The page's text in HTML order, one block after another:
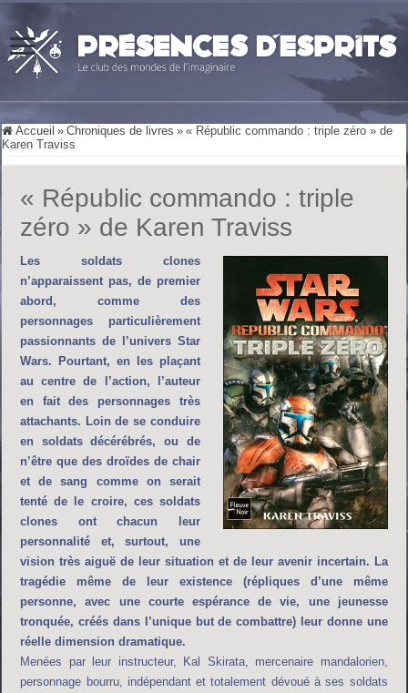
Accueil » Chroniques de livres » « Républic commando : triple zéro » de
Karen Traviss
« Républic commando : triple
zéro » de Karen Traviss
Les soldats clones
n’apparaissent pas, de premier
abord, comme des
personnages particulièrement
passionnants de l’univers Star
Wars. Pourtant, en les plaçant
au centre de l’action, l’auteur
en fait des personnages très
attachants. Loin de se conduire
en soldats décérébrés, ou de
n’être que des droïdes de chair
et de sang comme on serait
tenté de le croire, ces soldats
clones ont chacun leur
personnalité et, surtout, une
vision très aiguë de leur situation et de leur avenir incertain. La
tragédie même de leur existence (répliques d’une même
personne, avec une courte espérance de vie, une jeunesse
tronquée, créés dans l’unique but de combattre) leur donne une
réelle dimension dramatique.
Menées par leur instructeur, Kal Skirata, mercenaire mandalorien,
personnage bourru, indépendant et totalement dévoué à ses soldats